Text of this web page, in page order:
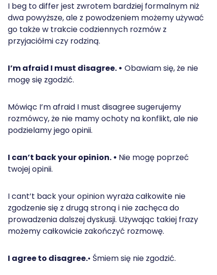
I beg to differ jest zwrotem bardziej formalnym niż
dwa powyższe, ale z powodzeniem możemy używać
go także w trakcie codziennych rozmów z
przyjaciółmi czy rodziną.
I’m afraid I must disagree. • Obawiam się, że nie
mogę się zgodzić.
Mówiąc I’m afraid I must disagree sugerujemy
rozmówcy, że nie mamy ochoty na konflikt, ale nie
podzielamy jego opinii.
I can’t back your opinion. • Nie mogę poprzeć
twojej opinii.
I cant’t back your opinion wyraża całkowite nie
zgodzenie się z drugą stroną i nie zachęca do
prowadzenia dalszej dyskusji. Używając takiej frazy
możemy całkowicie zakończyć rozmowę.
I agree to disagree.• Śmiem się nie zgodzić.